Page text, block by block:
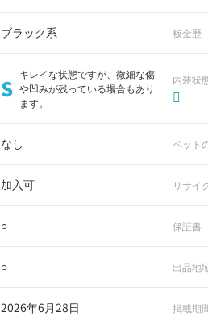
ブラック系 板金歴
S
キレイな状態ですが、微細な傷
や凹みが残っている場合もあり
ます。
内装状
なし ペット
加入可 リサイ
○ 保証書
○ 出品地
2026年6月28日 掲載期